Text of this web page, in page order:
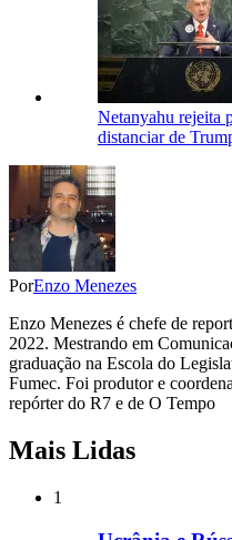
Netanyahu rejeita
distanciar de
PorEnzo Menezes
Enzo Menezes é chefe de
2022. Mestrando em
graduação na Escola do
Fumec. Foi produtor e
repórter do R7 e de O Tempo
Mais Lidas
1